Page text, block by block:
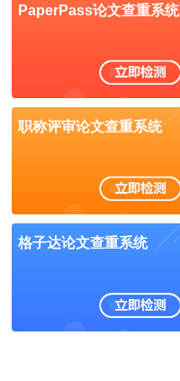
PaperPass论文查重系统
职称评审论文查重系统
格子达论文查重系统